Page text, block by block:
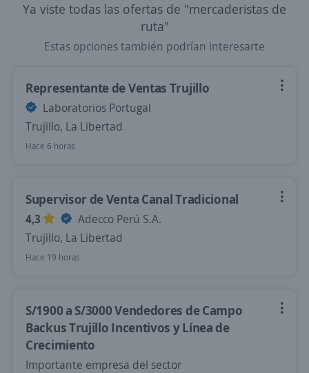
Ya viste todas las ofertas de "mercaderistas de
ruta"
Estas opciones también podrían interesarte
Representante de Ventas Trujillo
Laboratorios Portugal
Trujillo, La Libertad
Hace 6 horas
Supervisor de Venta Canal Tradicional
4,3
Adecco Perú S.A.
Trujillo, La Libertad
Hace 19 horas
S/1900 a S/3000 Vendedores de Campo
Backus Trujillo Incentivos y Línea de
Crecimiento
Importante empresa del sector